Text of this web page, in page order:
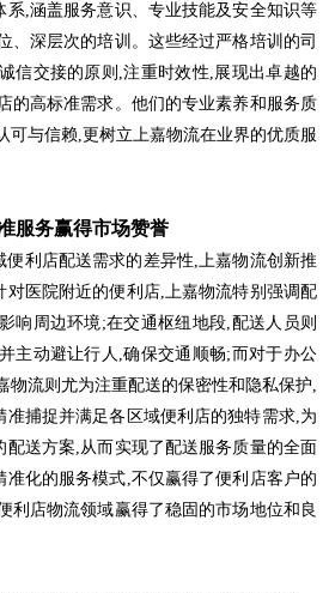
系,涵盖服务意识、专业技能及安全知识等
、深层次的培训。这些经过严格培训的司
信交接的原则,注重时效性,展现出卓越的
的高标准需求。他们的专业素养和服务质
可与信赖,更树立上嘉物流在业界的优质服
服务赢得市场赞誉
便利店配送需求的差异性,上嘉物流创新推
对医院附近的便利店,上嘉物流特别强调配
响周边环境;在交通枢纽地段,配送人员则
主动避让行人,确保交通顺畅;而对于办公
物流则尤为注重配送的保密性和隐私保护,
准捕捉并满足各区域便利店的独特需求,为
配送方案,从而实现了配送服务质量的全面
准化的服务模式,不仅赢得了便利店客户的
利店物流领域赢得了稳固的市场地位和良